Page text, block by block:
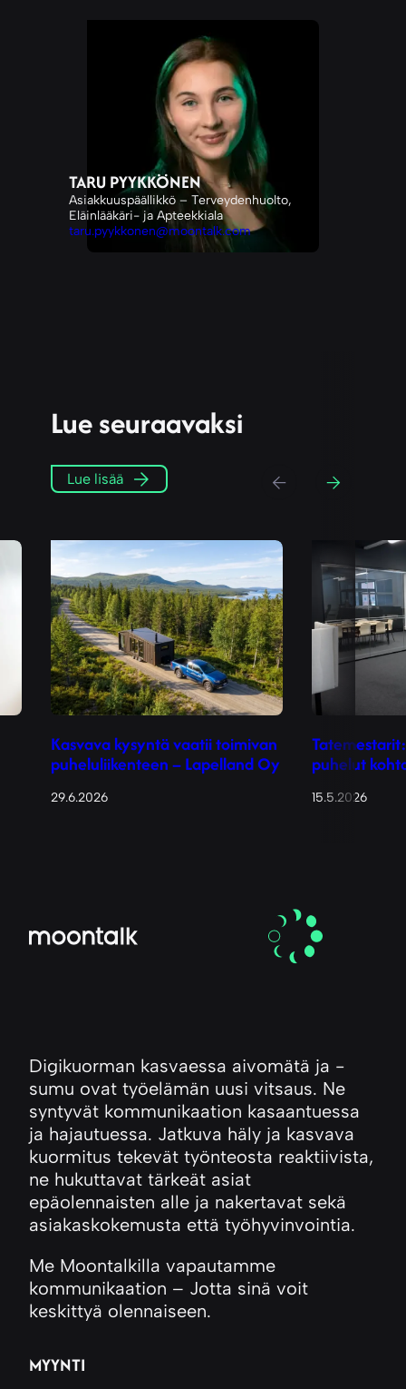
TARU PYYKKÖNEN
Asiakkuuspäällikkö – Terveydenhuolto,
Eläinlääkäri- ja Apteekkiala
taru.pyykkonen@moontalk.com
Lue seuraavaksi
Lue lisää
Kasvava kysyntä vaatii toimivan
puheluliikenteen – Lapelland Oy
29.6.2026
puhelut
15.5.2026
Digikuorman kasvaessa aivomätä ja -
sumu ovat työelämän uusi vitsaus. Ne
syntyvät kommunikaation kasaantuessa
ja hajautuessa. Jatkuva häly ja kasvava
kuormitus tekevät työnteosta reaktiivista,
ne hukuttavat tärkeät asiat
epäolennaisten alle ja nakertavat sekä
asiakaskokemusta että työhyvinvointia.
Me Moontalkilla vapautamme
kommunikaation – Jotta sinä voit
keskittyä olennaiseen.
MYYNTI